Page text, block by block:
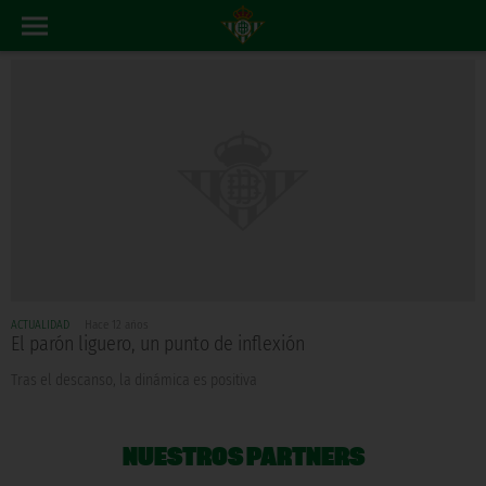
ACTUALIDAD
El parón liguero, un punto de inflexión
Tras el descanso, la dinámica es positiva
NUESTROS PARTNERS